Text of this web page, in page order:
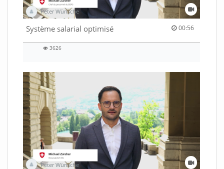
Peter Wünsche
Système salarial optimisé 00:56
00:56 duration
3626
Peter Wünsche